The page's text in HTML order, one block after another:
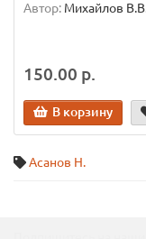
Автор: Михайлов
150.00 р.
В корзину
Асанов Н.